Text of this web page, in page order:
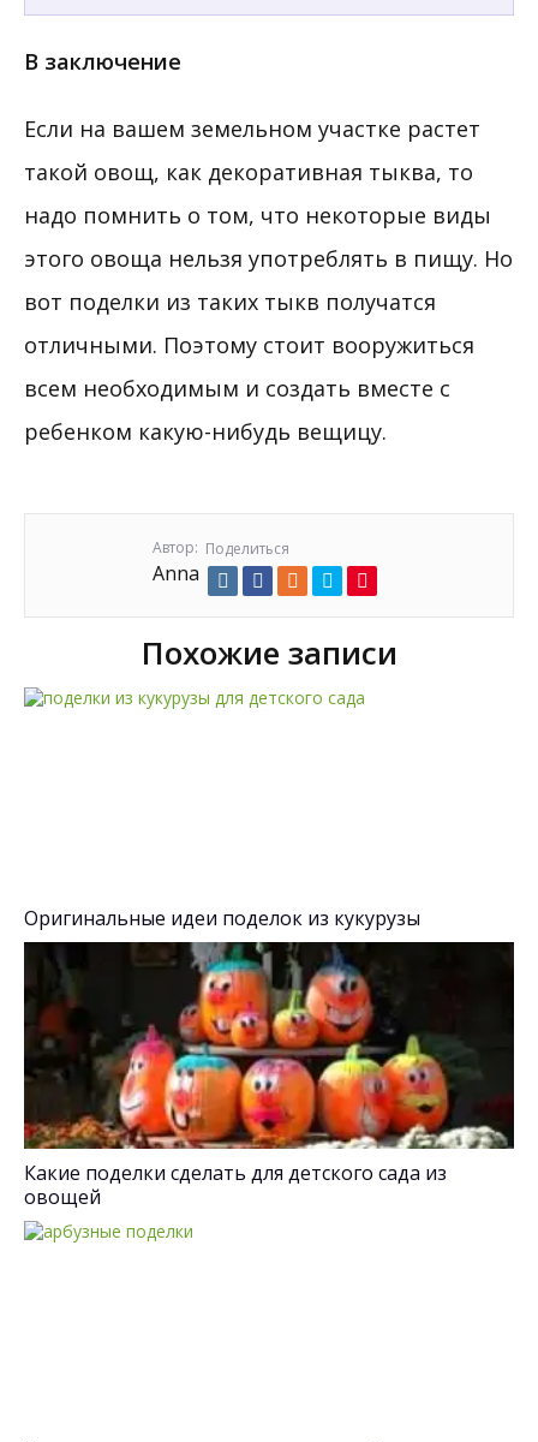
В заключение
Если на вашем земельном участке растет
такой овощ, как декоративная тыква, то
надо помнить о том, что некоторые виды
этого овоща нельзя употреблять в пищу. Но
вот поделки из таких тыкв получатся
отличными. Поэтому стоит вооружиться
всем необходимым и создать вместе с
ребенком какую-нибудь вещицу.
Автор:
Anna
Поделиться
Похожие записи
Оригинальные идеи поделок из кукурузы
Какие поделки сделать для детского сада из
овощей